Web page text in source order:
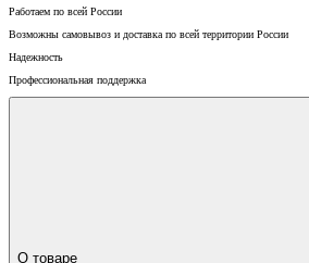
Работаем по всей России
Возможны самовывоз и доставка по всей территории России
Надежность
Профессиональная поддержка
О товаре